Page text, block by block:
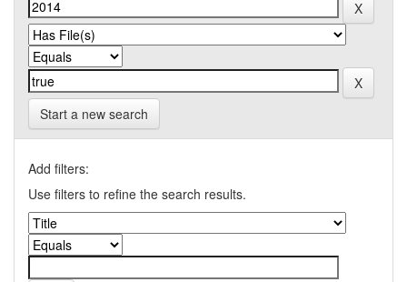
Start a new search
Add filters:
Use filters to refine the search results.